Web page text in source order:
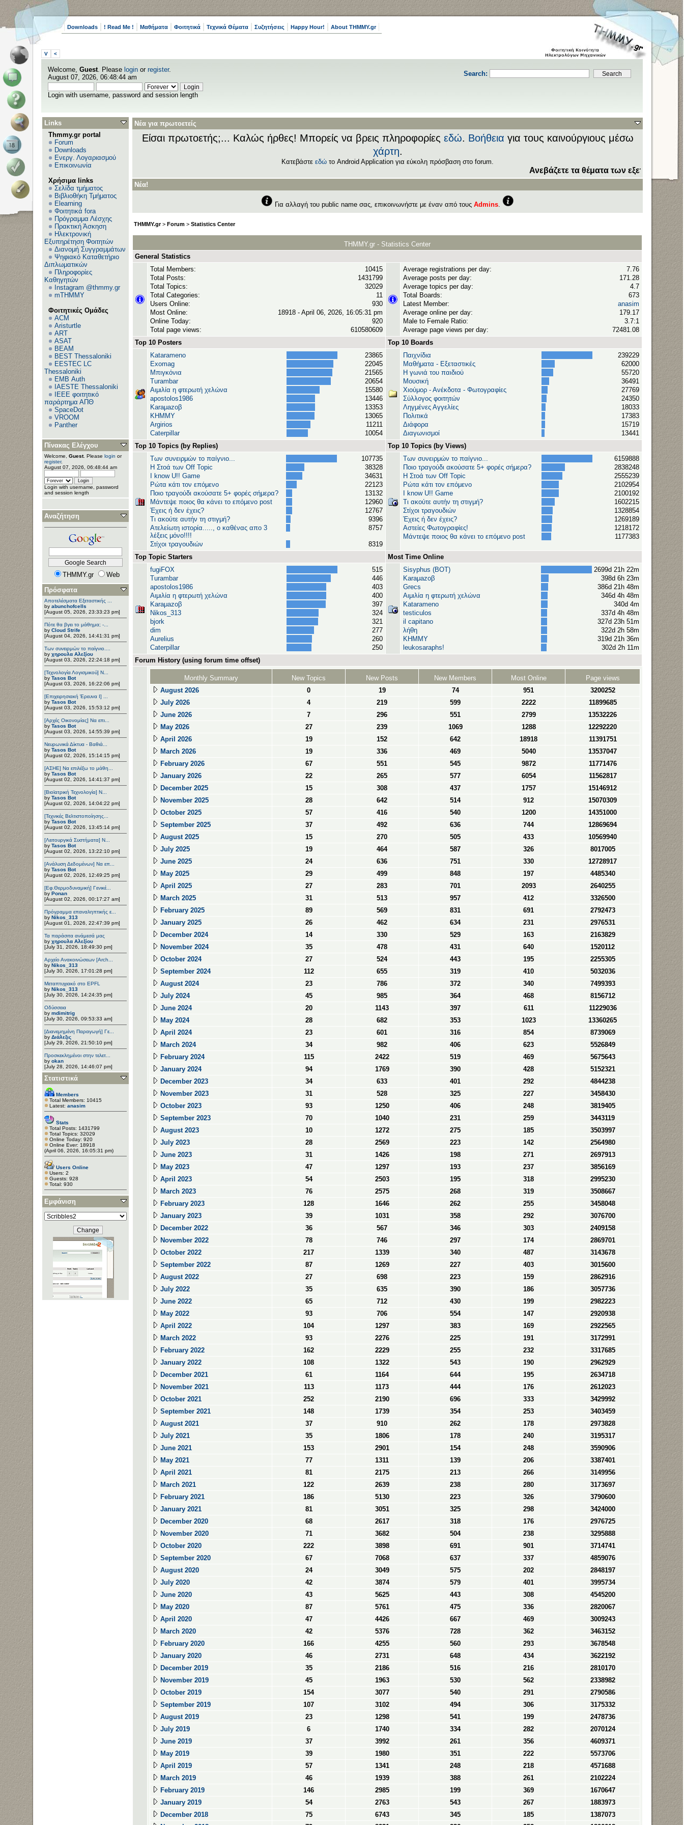
Downloads ! Read Me ! Μαθήματα Φοιτητικά Τεχνικά Θέματα Συζητήσεις Happy Hour! About THMMY.gr
V <
Search:
Welcome, Guest. Please login or register.
August 07, 2026, 06:48:44 am
Login with username, password and session length
Links
Thmmy.gr portal
Forum
Downloads
Ενεργ. Λογαριασμού
Επικοινωνία
Χρήσιμα links
Σελίδα τμήματος
Βιβλιοθήκη Τμήματος
Elearning
Φοιτητικά fora
Πρόγραμμα Λέσχης
Πρακτική Άσκηση
Ηλεκτρονική
Εξυπηρέτηση Φοιτητών
Διανομή Συγγραμμάτων
Ψηφιακό Καταθετήριο
Διπλωματικών
Πληροφορίες
Καθηγητών
Instagram @thmmy.gr
mTHMMY
Φοιτητικές Ομάδες
ACM
Aristurtle
ART
ASAT
BEAM
BEST Thessaloniki
EESTEC LC
Thessaloniki
EΜΒ Auth
IAESTE Thessaloniki
IEEE φοιτητικό
παράρτημα ΑΠΘ
SpaceDot
VROOM
Panther
Πίνακας Ελέγχου
Welcome, Guest. Please login or
register.
August 07, 2026, 06:48:44 am
Login with username, password
and session length
Αναζήτηση
THMMY.gr
Web
Πρόσφατα
Αποτελέσματα Εξεταστικής ...
by abunchofcells
[August 05, 2026, 23:33:23 pm]
Πότε θα βγει το μάθημα; -...
by Cloud Strife
[August 04, 2026, 14:41:31 pm]
Των συνειρμών το παίγνιο....
by χηρουλα Αλεξίου
[August 03, 2026, 22:24:18 pm]
[Τεχνολογία Λογισμικού] Ν...
by Tasos Bot
[August 03, 2026, 16:22:06 pm]
[Επιχειρησιακή Έρευνα Ι] ...
by Tasos Bot
[August 03, 2026, 15:53:12 pm]
[Αρχές Οικονομίας] Να επι...
by Tasos Bot
[August 03, 2026, 14:55:39 pm]
Νευρωνικά Δίκτυα - Βαθιά...
by Tasos Bot
[August 02, 2026, 15:14:15 pm]
[ΑΣΗΕ] Να επιλέξω το μάθη...
by Tasos Bot
[August 02, 2026, 14:41:37 pm]
[Βιοϊατρική Τεχνολογία] Ν...
by Tasos Bot
[August 02, 2026, 14:04:22 pm]
[Τεχνικές Βελτιστοποίησης...
by Tasos Bot
[August 02, 2026, 13:45:14 pm]
[Λειτουργικά Συστήματα] Ν...
by Tasos Bot
[August 02, 2026, 13:22:10 pm]
[Ανάλυση Δεδομένων] Να επ...
by Tasos Bot
[August 02, 2026, 12:49:25 pm]
[Εφ.Θερμοδυναμική] Γενικέ...
by Ponan
[August 02, 2026, 00:17:27 am]
Πρόγραμμα επαναληπτικής ε...
by Nikos_313
[August 01, 2026, 22:47:39 pm]
Τα παράσιτα ανάμεσά μας
by χηρουλα Αλεξίου
[July 31, 2026, 18:49:30 pm]
Αρχείο Ανακοινώσεων [Arch...
by Nikos_313
[July 30, 2026, 17:01:28 pm]
Μεταπτυχιακό στο EPFL
by Nikos_313
[July 30, 2026, 14:24:35 pm]
Οδύσσεια
by mdimitrig
[July 30, 2026, 09:53:33 am]
[Διανεμημένη Παραγωγή] Γε...
by Διάλεξις
[July 29, 2026, 21:50:10 pm]
Προσκεκλημένοι στην τελετ...
by okan
[July 28, 2026, 14:46:07 pm]
Στατιστικά
Members
Total Members: 10415
Latest: anasim
Stats
Total Posts: 1431799
Total Topics: 32029
Online Today: 920
Online Ever: 18918
(April 06, 2026, 16:05:31 pm)
Users Online
Users: 2
Guests: 928
Total: 930
Εμφάνιση
Νέα για πρωτοετείς
Είσαι πρωτοετής;... Καλώς ήρθες! Μπορείς να βρεις πληροφορίες εδώ. Βοήθεια για τους καινούργιους μέσω
χάρτη.
Κατεβάστε εδώ το Android Application για εύκολη πρόσβαση στο forum.
Ανεβάζετε τα θέματα των εξετάσεων στον τομέα
Νέα!
Για αλλαγή του public name σας, επικοινωνήστε με έναν από τους Admins.
THMMY.gr> Forum > Statistics Center
THMMY.gr - Statistics Center
General Statistics
Total Members:
10415
Total Posts:
1431799
Total Topics:
32029
Total Categories:
11
Users Online:
930
Most Online:
18918 - April 06, 2026, 16:05:31 pm
Online Today:
920
Total page views:
610580609
Average registrations per day:
7.76
Average posts per day:
171.28
Average topics per day:
4.7
Total Boards:
673
Latest Member:
anasim
Average online per day:
179.17
Male to Female Ratio:
3.7:1
Average page views per day:
72481.08
Top 10 Posters
Top 10 Boards
Katarameno
23865
Exomag
22045
Μπιγκόνια
21565
Turambar
20654
Αιμιλία η φτερωτή χελώνα
15580
apostolos1986
13446
Karaμazoβ
13353
ΚΗΜΜΥ
13065
Argirios
11211
Caterpillar
10054
Παιχνίδια
239229
Μαθήματα - Εξεταστικές
62000
Η γωνιά του παιδιού
55720
Μουσική
36491
Χιούμορ - Ανέκδοτα - Φωτογραφίες
27769
Σύλλογος φοιτητών
24350
Ληγμένες Αγγελίες
18033
Πολιτικά
17383
Διάφορα
15719
Διαγωνισμοί
13441
Top 10 Topics (by Replies)
Top 10 Topics (by Views)
Των συνειρμών το παίγνιο...
107735
H Στοά των Off Topic
38328
I know U!! Game
34631
Ρώτα κάτι τον επόμενο
22123
Ποιο τραγούδι ακούσατε 5+ φορές σήμερα?
13132
Μάντεψε ποιος θα κάνει το επόμενο post
12960
Έχεις ή δεν έχεις?
12767
Τι ακούτε αυτήν τη στιγμή?
9396
Ατελείωτη ιστορία....., ο καθένας απο 3
λέξεις μόνο!!!!
8757
Στίχοι τραγουδιών 8319
Των συνειρμών το παίγνιο...
6159888
Ποιο τραγούδι ακούσατε 5+ φορές σήμερα?
2838248
H Στοά των Off Topic
2555239
Ρώτα κάτι τον επόμενο
2102954
I know U!! Game
2100192
Τι ακούτε αυτήν τη στιγμή?
1602215
Στίχοι τραγουδιών
1328854
Έχεις ή δεν έχεις?
1269189
Αστείες Φωτογραφίες!
1218172
Μάντεψε ποιος θα κάνει το επόμενο post
1177383
Top Topic Starters
Most Time Online
fugiFOX
515
Turambar
446
apostolos1986
403
Αιμιλία η φτερωτή χελώνα
400
Karaμazoβ
397
Nikos_313
324
bjork
321
dim
277
Aurelius
260
Caterpillar
250
Sisyphus (BOT)
2699d 21h 22m
Karaμazoβ
398d 6h 23m
Grecs
386d 21h 48m
Αιμιλία η φτερωτή χελώνα
346d 4h 48m
Katarameno
340d 4m
testiculos
337d 4h 48m
il capitano
327d 23h 51m
λήθη
322d 2h 58m
ΚΗΜΜΥ
319d 21h 36m
leukosaraphs!
302d 2h 11m
Forum History (using forum time offset)
Monthly Summary New Topics New Posts New Members Most Online
Page views
August 2026
0 19 74 951
3200252
July 2026
4 219 599 2222
11899685
June 2026
7 296 551 2799
13532226
May 2026
27 239 1069 1288
12292220
April 2026
19 152 642 18918
11391751
March 2026
19 336 469 5040
13537047
February 2026
67 551 545 9872
11771476
January 2026
22 265 577 6054
11562817
December 2025
15 308 437 1757
15146912
November 2025
28 642 514 912
15070309
October 2025
57 416 540 1200
14351000
September 2025
37 492 636 744
12869694
August 2025
15 270 505 433
10569940
July 2025
19 464 587 326
8017005
June 2025
24 636 751 330
12728917
May 2025
29 499 848 197
4485340
April 2025
27 283 701 2093
2640255
March 2025
31 513 957 412
3326500
February 2025
89 569 831 691
2792473
January 2025
26 462 634 231
2976531
December 2024
14 330 529 163
2163829
November 2024
35 478 431 640
1520112
October 2024
27 524 443 195
2255305
September 2024
112 655 319 410
5032036
August 2024
23 786 372 340
7499393
July 2024
45 985 364 468
8156712
June 2024
20 1143 397 611
11229036
May 2024
28 682 353 1023
13360265
April 2024
23 601 316 854
8739069
March 2024
34 982 406 623
5526849
February 2024
115 2422 519 469
5675643
January 2024
94 1769 390 428
5152321
December 2023
34 633 401 292
4844238
November 2023
31 528 325 227
3458430
October 2023
93 1250 406 248
3819405
September 2023
70 1040 231 259
3443119
August 2023
10 1272 275 185
3503997
July 2023
28 2569 223 142
2564980
June 2023
31 1426 198 271
2697913
May 2023
47 1297 193 237
3856169
April 2023
54 2503 195 318
2995230
March 2023
76 2575 268 319
3508667
February 2023
128 1646 262 255
3458048
January 2023
39 1031 358 292
3076700
December 2022
36 567 346 303
2409158
November 2022
78 746 297 174
2869701
October 2022
217 1339 340 487
3143678
September 2022
87 1269 227 403
3015600
August 2022
27 698 223 159
2862916
July 2022
35 635 390 186
3057736
June 2022
65 712 430 199
2982223
May 2022
93 706 554 147
2920938
April 2022
104 1297 383 169
2922565
March 2022
93 2276 225 191
3172991
February 2022
162 2229 255 232
3317685
January 2022
108 1322 543 190
2962929
December 2021
61 1164 644 195
2634718
November 2021
113 1173 444 176
2612023
October 2021
252 2190 696 333
3429992
September 2021
148 1739 354 253
3403459
August 2021
37 910 262 178
2973828
July 2021
35 1806 178 240
3195317
June 2021
153 2901 154 248
3590906
May 2021
77 1311 139 206
3387401
April 2021
81 2175 213 266
3149956
March 2021
122 2639 238 280
3173697
February 2021
186 5130 223 326
3790600
January 2021
81 3051 325 298
3424000
December 2020
68 2617 318 176
2976725
November 2020
71 3682 504 238
3295888
October 2020
222 3898 691 901
3714741
September 2020
67 7068 637 337
4859076
August 2020
24 3049 575 202
2848197
July 2020
42 3874 579 401
3995734
June 2020
43 5625 443 308
4545200
May 2020
87 5761 475 336
2820067
April 2020
47 4426 667 469
3009243
March 2020
42 5376 728 362
3463152
February 2020
166 4255 560 293
3678548
January 2020
46 2731 648 434
3622192
December 2019
35 2186 516 216
2810170
November 2019
45 1963 530 562
2338982
October 2019
154 3077 540 291
2790586
September 2019
107 3102 494 306
3175332
August 2019
23 1298 541 199
2478736
July 2019
6 1740 334 282
2070124
June 2019
37 3992 261 356
4609371
May 2019
39 1980 351 222
5573706
April 2019
57 1341 248 218
4571688
March 2019
46 1939 388 261
2102224
February 2019
146 2985 199 369
1670647
January 2019
54 2763 543 267
1883973
December 2018
75 6743 345 185
1387073